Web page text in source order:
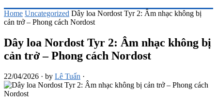
Home Uncategorized Dây loa Nordost Tyr 2: Âm nhạc không bị
cản trở – Phong cách Nordost
Dây loa Nordost Tyr 2: Âm nhạc không bị
cản trở – Phong cách Nordost
22/04/2026 · by Lê Tuấn ·